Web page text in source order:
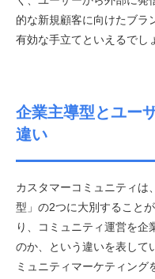
的な新規顧客に向けたブラ
有効な手立てといえるでし
企業主導型とユー
違い
カスタマーコミュニティは
型」の2つに大別すること
り、コミュニティ運営を企
のか、という違いを表して
ミュニティマーケティン